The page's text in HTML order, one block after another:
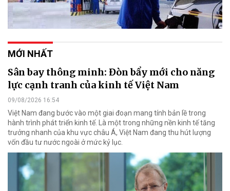
MỚI NHẤT
Sân bay thông minh: Đòn bẩy mới cho năng
lực cạnh tranh của kinh tế Việt Nam
09/08/2026 16:54
Việt Nam đang bước vào một giai đoạn mang tính bản lề trong
hành trình phát triển kinh tế. Là một trong những nền kinh tế tăng
trưởng nhanh của khu vực châu Á, Việt Nam đang thu hút lượng
vốn đầu tư nước ngoài ở mức kỷ lục.